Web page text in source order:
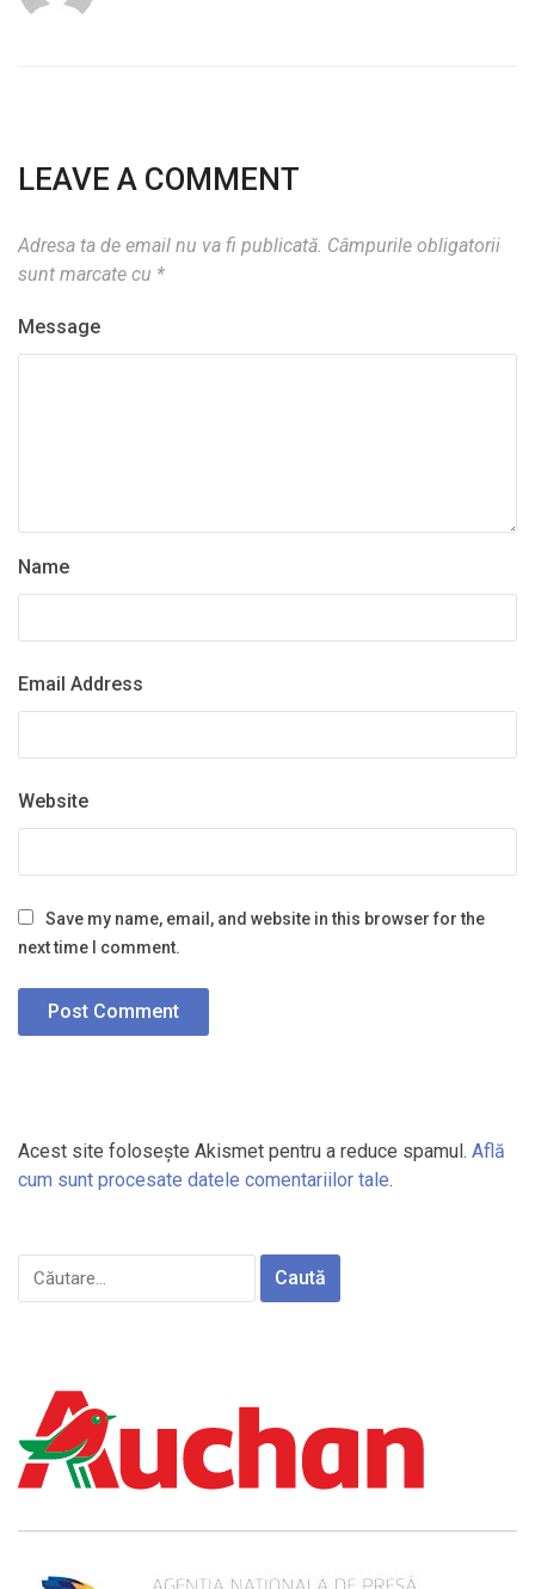
LEAVE A COMMENT
Adresa ta de email nu va fi publicată. Câmpurile obligatorii
sunt marcate cu *
Message
Name
Email Address
Website
Save my name, email, and website in this browser for the
next time I comment.
Acest site folosește Akismet pentru a reduce spamul. Află
cum sunt procesate datele comentariilor tale.
Caută
după: